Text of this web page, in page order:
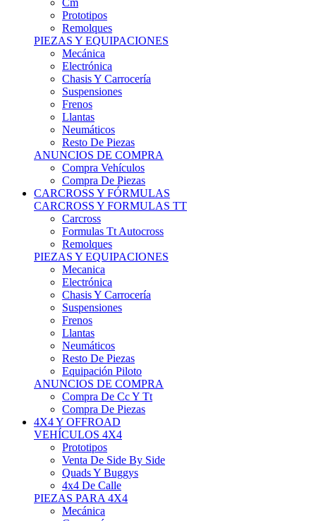
Remolques
PIEZAS Y EQUIPACIONES
Mecánica
Electrónica
Chasis Y Carrocería
Suspensiones
Frenos
Llantas
Neumáticos
Resto De Piezas
ANUNCIOS DE COMPRA
Compra Vehículos
Compra De Piezas
CARCROSS Y FÓRMULAS
CARCROSS Y FORMULAS TT
Carcross
Formulas Tt Autocross
Remolques
PIEZAS Y EQUIPACIONES
Mecanica
Electrónica
Chasis Y Carrocería
Suspensiones
Frenos
Llantas
Neumáticos
Resto De Piezas
Equipación Piloto
ANUNCIOS DE COMPRA
Compra De Cc Y Tt
Compra De Piezas
4X4 Y OFFROAD
VEHÍCULOS 4X4
Prototipos
Venta De Side By Side
Quads Y Buggys
4x4 De Calle
PIEZAS PARA 4X4
Mecánica
Carrocería
Suspensiones